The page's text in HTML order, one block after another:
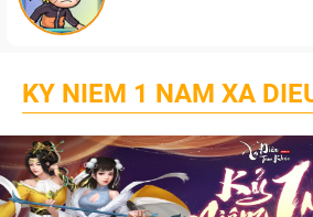
KY NIEM 1 NAM XA